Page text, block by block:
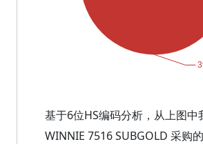
基于6位HS编码分析，从上图中
WINNIE 7516 SUBGOLD 采购